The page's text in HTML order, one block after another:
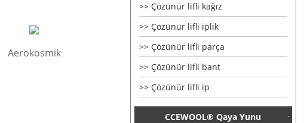
Çözünür lifli kağız
Çözünür lifli iplik
Çözünür lifli parça
Çözünür lifli bant
Çözünür lifli ip
CCEWOOL® Qaya Yunu
Aerokosmik